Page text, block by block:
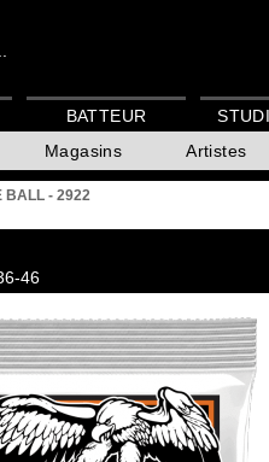
Magasins Artistes
BATTEUR
BALL - 2922
46